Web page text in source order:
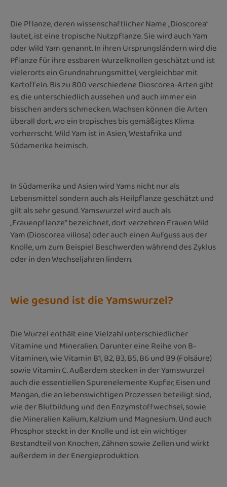
Die Pflanze, deren wissenschaftlicher Name „Dioscorea“
lautet, ist eine tropische Nutzpflanze. Sie wird auch Yam
oder Wild Yam genannt. In ihren Ursprungsländern wird die
Pflanze für ihre essbaren Wurzelknollen geschätzt und ist
vielerorts ein Grundnahrungsmittel, vergleichbar mit
Kartoffeln. Bis zu 800 verschiedene Dioscorea-Arten gibt
es, die unterschiedlich aussehen und auch immer ein
bisschen anders schmecken. Wachsen können die Arten
überall dort, wo ein tropisches bis gemäßigtes Klima
vorherrscht. Wild Yam ist in Asien, Westafrika und
Südamerika heimisch.
In Südamerika und Asien wird Yams nicht nur als
Lebensmittel sondern auch als Heilpflanze geschätzt und
gilt als sehr gesund. Yamswurzel wird auch als
„Frauenpflanze“ bezeichnet, dort verzehren Frauen Wild
Yam (Dioscorea villosa) oder auch einen Aufguss aus der
Knolle, um zum Beispiel Beschwerden während des Zyklus
oder in den Wechseljahren lindern.
Wie gesund ist die Yamswurzel?
Die Wurzel enthält eine Vielzahl unterschiedlicher
Vitamine und Mineralien. Darunter eine Reihe von B-
Vitaminen, wie Vitamin B1, B2, B3, B5, B6 und B9 (Folsäure)
sowie Vitamin C. Außerdem stecken in der Yamswurzel
auch die essentiellen Spurenelemente Kupfer, Eisen und
Mangan, die an lebenswichtigen Prozessen beteiligt sind,
wie der Blutbildung und den Enzymstoffwechsel, sowie
die Mineralien Kalium, Kalzium und Magnesium. Und auch
Phosphor steckt in der Knolle und ist ein wichtiger
Bestandteil von Knochen, Zähnen sowie Zellen und wirkt
außerdem in der Energieproduktion.